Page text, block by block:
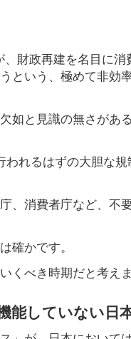
財政再建を名目に
という、極めて非効
如と見識の無さがあ
れるはずの大胆な規
、消費者庁など、不
確かです。
くべき時期だと考えま
能していない日